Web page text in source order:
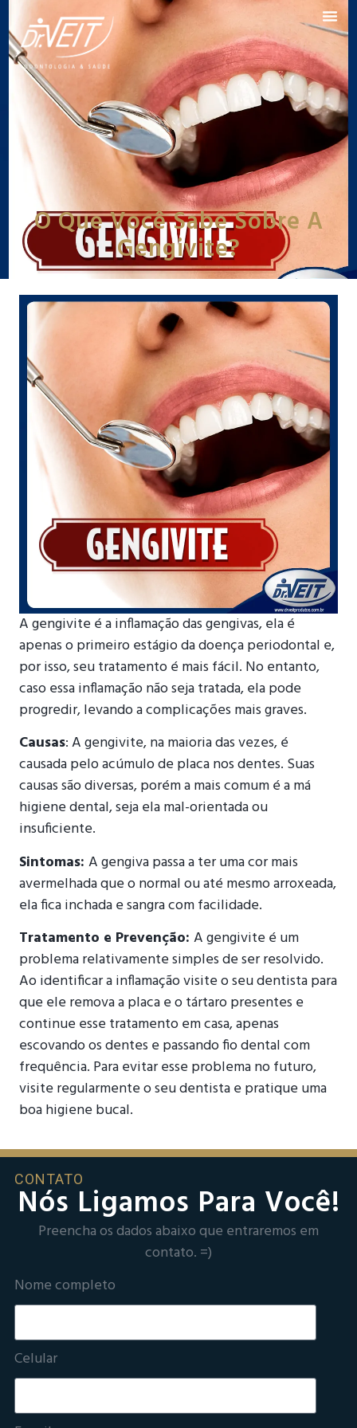
O Que Você Sabe Sobre A
Gengivite?
A gengivite é a inflamação das gengivas, ela é
apenas o primeiro estágio da doença periodontal e,
por isso, seu tratamento é mais fácil. No entanto,
caso essa inflamação não seja tratada, ela pode
progredir, levando a complicações mais graves.
Causas: A gengivite, na maioria das vezes, é
causada pelo acúmulo de placa nos dentes. Suas
causas são diversas, porém a mais comum é a má
higiene dental, seja ela mal-orientada ou
insuficiente.
Sintomas: A gengiva passa a ter uma cor mais
avermelhada que o normal ou até mesmo arroxeada,
ela fica inchada e sangra com facilidade.
Tratamento e Prevenção: A gengivite é um
problema relativamente simples de ser resolvido.
Ao identificar a inflamação visite o seu dentista para
que ele remova a placa e o tártaro presentes e
continue esse tratamento em casa, apenas
escovando os dentes e passando fio dental com
frequência. Para evitar esse problema no futuro,
visite regularmente o seu dentista e pratique uma
boa higiene bucal.
CONTATO
Nós Ligamos Para Você!
Preencha os dados abaixo que entraremos em
contato. =)
Nome completo
Celular